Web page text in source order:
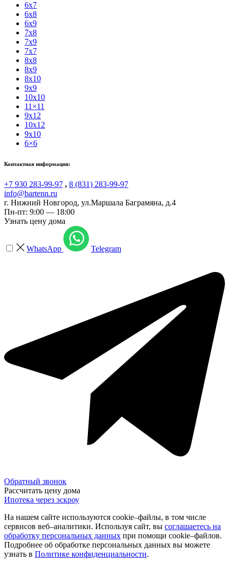
6x7
6x8
6x9
7x8
7x9
7x7
8x8
8x9
8x10
9x9
10x10
11×11
9x12
10x12
9x10
6×6
Контактная информация:
+7 930 283-99-97 , 8 (831) 283-99-97
info@bartenn.ru
г. Нижний Новгород, ул.Маршала Баграмяна, д.4
Пн-пт: 9:00 — 18:00
Узнать цену дома
WhatsApp Telegram
Обратный звонок
Рассчитать цену дома
Ипотека через эскроу
На нашем сайте используются cookie–файлы, в том числе
сервисов веб–аналитики. Используя сайт, вы соглашаетесь на
обработку персональных данных при помощи cookie–файлов.
Подробнее об обработке персональных данных вы можете
узнать в Политике конфиденциальности.